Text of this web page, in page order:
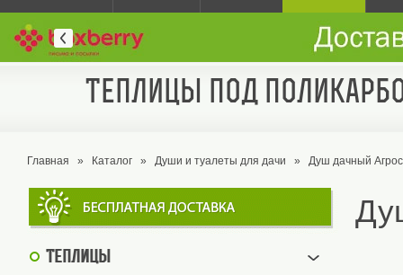
Теплицы под
Главная » Каталог » Души и туалеты для дачи » Душ дачный
Теплицы